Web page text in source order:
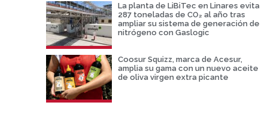
La planta de LiBiTec en Linares evita
287 toneladas de CO₂ al año tras
ampliar su sistema de generación de
nitrógeno con Gaslogic
Coosur Squizz, marca de Acesur,
amplia su gama con un nuevo aceite
de oliva virgen extra picante